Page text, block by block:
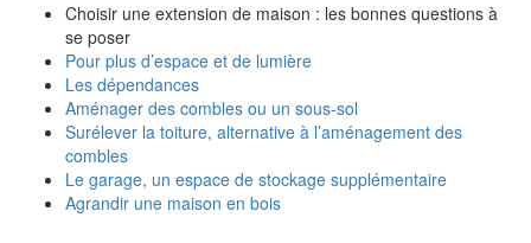
Choisir une extension de maison : les bonnes questions à
se poser
Pour plus d’espace et de lumière
Les dépendances
Aménager des combles ou un sous-sol
Surélever la toiture, alternative à l’aménagement des
combles
Le garage, un espace de stockage supplémentaire
Agrandir une maison en bois